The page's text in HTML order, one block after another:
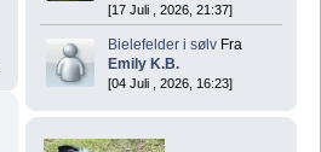
[17 Juli , 2026, 21:37]
Bielefelder i sølv Fra
Emily K.B.
[04 Juli , 2026, 16:23]